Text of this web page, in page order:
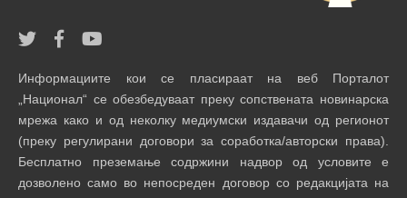
Информациите кои се пласираат на веб Порталот
„Национал“ се обезбедуваат преку сопствената новинарска
мрежа како и од неколку медиумски издавачи од регионот
(преку регулирани договори за соработка/авторски права).
Бесплатно преземање содржини надвор од условите е
дозволено само во непосреден договор со редакцијата на